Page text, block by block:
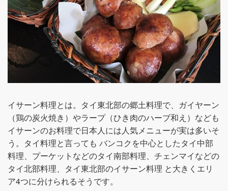
イサーン料理とは。タイ東北部の郷土料理で、ガイヤーン
（鶏の炭火焼き）やラープ（ひき肉のハーブ和え）なども
イサーンのお料理で日本人には人気メニューが実は多いそ
う。タイ料理と言っても バンコクを中心としたタイ中部
料理、プーケットなどのタイ南部料理、チェンマイなどの
タイ北部料理、タイ東北部のイサーン料理 と大きくエリ
ア4つに分けられるそうです。